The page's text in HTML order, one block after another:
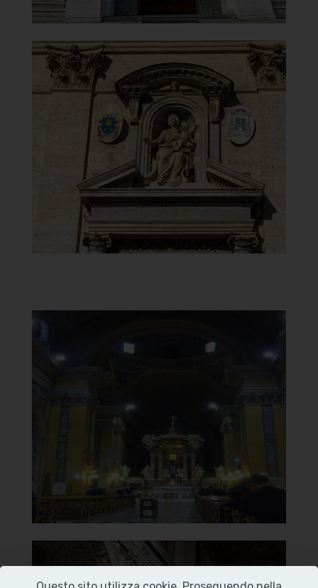
Chiesa di Santa Maria del
Carmelo
in Traspontina
Nicchia sopra il portale
[
Clicca per ingrandire
]
Chiesa di Santa Maria del
Interno
Clicca per ingrandire
Chiesa di Santa Maria del